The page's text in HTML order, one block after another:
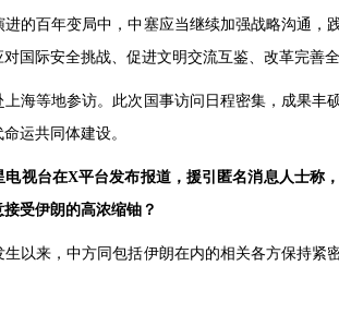
的百年变局中，中塞应当继续加强战略沟通
国际安全挑战、促进文明交流互鉴、改革完善
海等地参访。此次国事访问日程密集，成果
运共同体建设。
视台在X平台发布报道，援引匿名消息人士称
受伊朗的高浓缩铀？
以来，中方同包括伊朗在内的相关各方保持